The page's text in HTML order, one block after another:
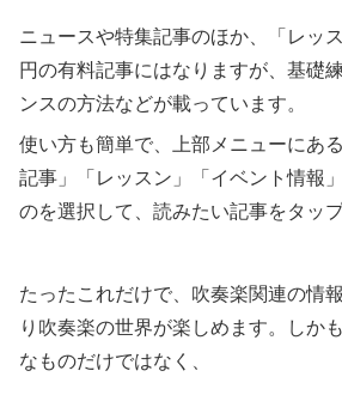
ニュースや特集記事のほか、「レッ
円の有料記事にはなりますが、基礎
ンスの方法などが載っています。
使い方も簡単で、上部メニューにあ
記事」「レッスン」「イベント情報
のを選択して、読みたい記事をタップ
たったこれだけで、吹奏楽関連の情
り吹奏楽の世界が楽しめます。しか
なものだけではなく、